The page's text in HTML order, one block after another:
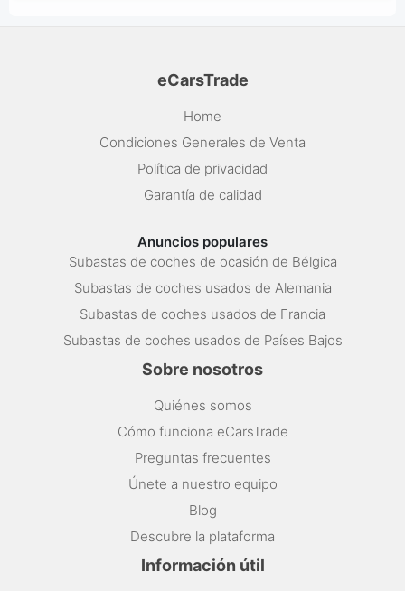
eCarsTrade
Home
Condiciones Generales de Venta
Política de privacidad
Garantía de calidad
Anuncios populares
Subastas de coches de ocasión de Bélgica
Subastas de coches usados de Alemania
Subastas de coches usados de Francia
Subastas de coches usados de Países Bajos
Sobre nosotros
Quiénes somos
Cómo funciona eCarsTrade
Preguntas frecuentes
Únete a nuestro equipo
Blog
Descubre la plataforma
Información útil